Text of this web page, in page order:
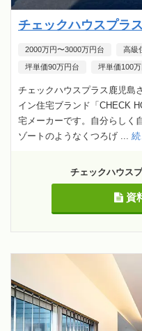
チェックハウスプラス
2000万円〜3000万円台 高級
坪単価90万円台 坪単価100
チェックハウスプラス鹿児島
イン住宅ブランド「CHECK
宅メーカーです。自分らしく
ゾートのようなくつろげ ...
チェックハウス
資